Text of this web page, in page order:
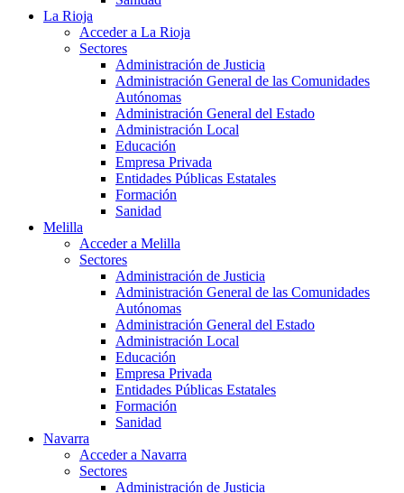
La Rioja
Acceder a La Rioja
Sectores
Administración de Justicia
Administración General de las Comunidades
Autónomas
Administración General del Estado
Administración Local
Educación
Empresa Privada
Entidades Públicas Estatales
Formación
Sanidad
Melilla
Acceder a Melilla
Sectores
Administración de Justicia
Administración General de las Comunidades
Autónomas
Administración General del Estado
Administración Local
Educación
Empresa Privada
Entidades Públicas Estatales
Formación
Sanidad
Navarra
Acceder a Navarra
Sectores
Administración de Justicia